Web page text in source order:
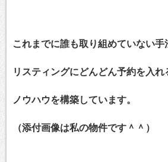
これまでに誰も取り組めていない手
リスティングにどんどん予約を入れ
ノウハウを構築しています。
（添付画像は私の物件です＾＾）